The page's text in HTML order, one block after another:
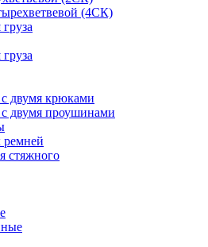
(4СК)
двумя крюками
двумя проушинами
стяжного